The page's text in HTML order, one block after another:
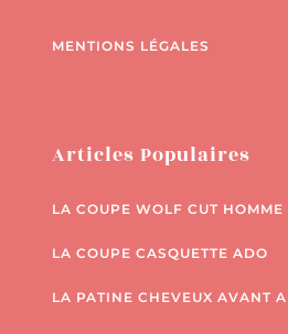
MENTIONS LÉGALES
Articles Populaires
LA COUPE WOLF CUT HOMME
LA COUPE CASQUETTE ADO
LA PATINE CHEVEUX AVANT